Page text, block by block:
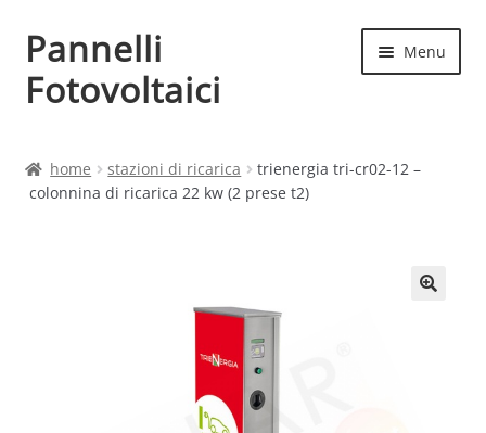
Vai
alla
navigazione
Vai
al
contenuto
Pannelli
Fotovoltaici
Menu
Cart
home stazioni di ricarica
trienergia tri-cr02-12 –
colonnina di ricarica 22 kw (2 prese t2)